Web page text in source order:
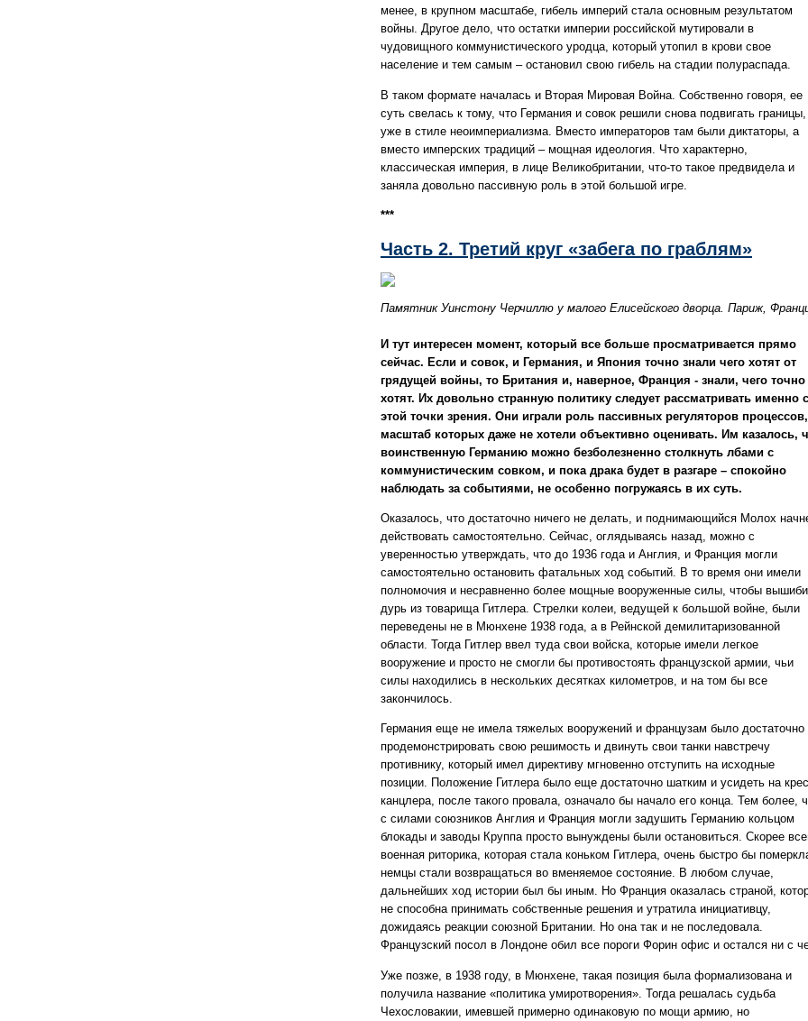
менее, в крупном масштабе, гибель империй стала основным результатом
войны. Другое дело, что остатки империи российской мутировали в
чудовищного коммунистического уродца, который утопил в крови свое
население и тем самым – остановил свою гибель на стадии полураспада.
В таком формате началась и Вторая Мировая Война. Собственно говоря, ее
суть свелась к тому, что Германия и совок решили снова подвигать
уже в стиле неоимпериализма. Вместо императоров там были диктаторы, а
вместо имперских традиций – мощная идеология. Что характерно,
классическая империя, в лице Великобритании, что-то такое предвидела и
заняла довольно пассивную роль в этой большой игре.
***
Часть 2. Третий круг «забега по граблям»
Памятник Уинстону Черчиллю у малого Елисейского дворца. Париж,
И тут интересен момент, который все больше просматривается прямо
сейчас. Если и совок, и Германия, и Япония точно знали чего хотят от
грядущей войны, то Британия и, наверное, Франция - знали, чего точно
хотят. Их довольно странную политику следует рассматривать именно с
этой точки зрения. Они играли роль пассивных регуляторов процессов,
масштаб которых даже не хотели объективно оценивать. Им казалось,
воинственную Германию можно безболезненно столкнуть лбами с
коммунистическим совком, и пока драка будет в разгаре – спокойно
наблюдать за событиями, не особенно погружаясь в их суть.
Оказалось, что достаточно ничего не делать, и поднимающийся Молох
действовать самостоятельно. Сейчас, оглядываясь назад, можно с
уверенностью утверждать, что до 1936 года и Англия, и Франция могли
самостоятельно остановить фатальных ход событий. В то время они имели
полномочия и несравненно более мощные вооруженные силы, чтобы
дурь из товарища Гитлера. Стрелки колеи, ведущей к большой войне, были
переведены не в Мюнхене 1938 года, а в Рейнской демилитаризованной
области. Тогда Гитлер ввел туда свои войска, которые имели легкое
вооружение и просто не смогли бы противостоять французской армии, чьи
силы находились в нескольких десятках километров, и на том бы все
закончилось.
Германия еще не имела тяжелых вооружений и французам было достаточно
продемонстрировать свою решимость и двинуть свои танки навстречу
противнику, который имел директиву мгновенно отступить на исходные
позиции. Положение Гитлера было еще достаточно шатким и усидеть на
канцлера, после такого провала, означало бы начало его конца. Тем более,
с силами союзников Англия и Франция могли задушить Германию кольцом
блокады и заводы Круппа просто вынуждены были остановиться. Скорее
военная риторика, которая стала коньком Гитлера, очень быстро бы
немцы стали возвращаться во вменяемое состояние. В любом случае,
дальнейших ход истории был бы иным. Но Франция оказалась страной,
не способна принимать собственные решения и утратила инициативцу,
дожидаясь реакции союзной Британии. Но она так и не последовала.
Французский посол в Лондоне обил все пороги Форин офис и остался ни с
Уже позже, в 1938 году, в Мюнхене, такая позиция была формализована и
получила название «политика умиротворения». Тогда решалась судьба
Чехословакии, имевшей примерно одинаковую по мощи армию, но